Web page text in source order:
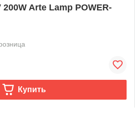
Arte Lamp POWER-
Купить